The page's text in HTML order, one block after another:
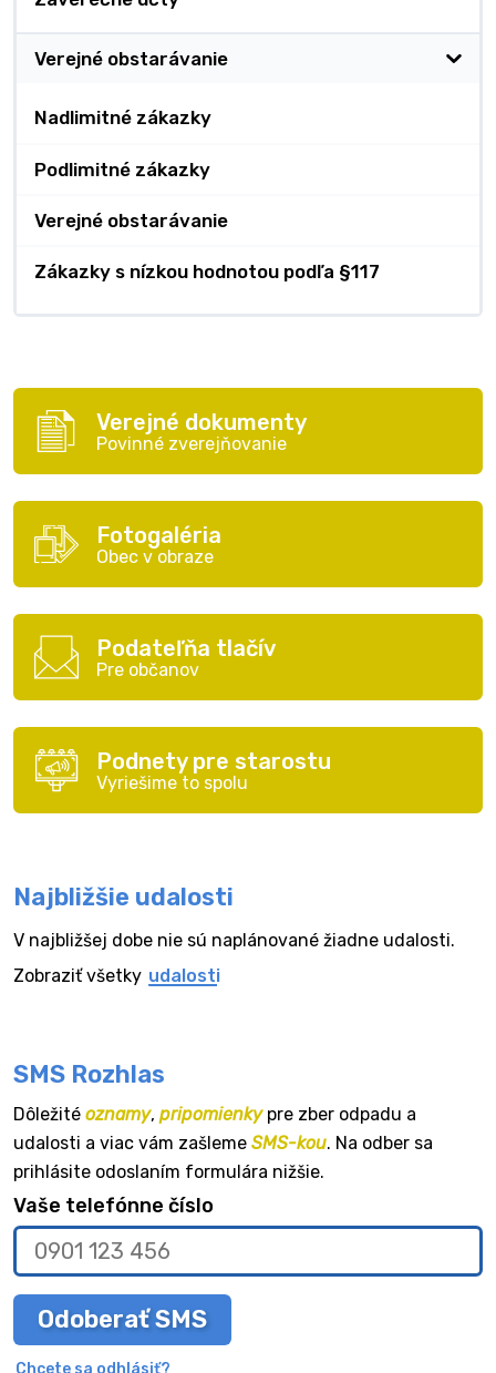
Verejné obstarávanie
Nadlimitné zákazky
Podlimitné zákazky
Verejné obstarávanie
Zákazky s nízkou hodnotou podľa §117
Verejné dokumenty
Povinné zverejňovanie
Fotogaléria
Obec v obraze
Podateľňa tlačív
Pre občanov
Podnety pre starostu
Vyriešime to spolu
Najbližšie udalosti
V najbližšej dobe nie sú naplánované žiadne udalosti.
Zobraziť všetky udalosti
SMS Rozhlas
Dôležité oznamy, pripomienkypre zber odpadu a
udalosti a viac vám zašleme SMS-kou. Na odber sa
prihlásite odoslaním formulára nižšie.
Vaše telefónne číslo
Odoberať SMS
Chcete sa odhlásiť?